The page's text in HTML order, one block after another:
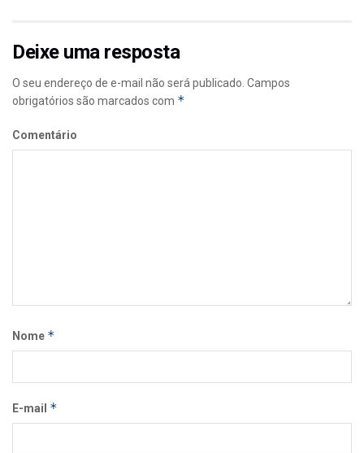
Deixe uma resposta
O seu endereço de e-mail não será publicado. Campos
obrigatórios são marcados com *
Comentário
Nome *
E-mail *